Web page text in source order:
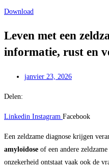
Download
Leven met een
informatie, rust en
janvier 23, 2026
Delen:
Linkedin Instagram Facebook
Een zeldzame diagnose krijgen
amyloïdose of een andere
onzekerheid ontstaat vaak ook de